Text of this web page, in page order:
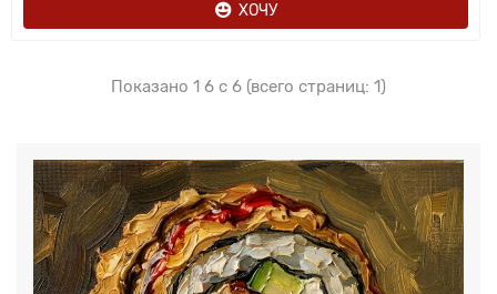
ХОЧУ
Показано 1 6 с 6 (всего страниц: 1)